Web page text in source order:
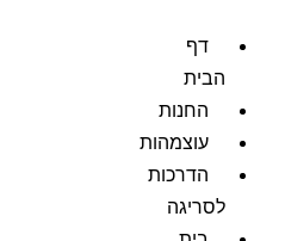
דף
הבית
החנות
עוצמהות
הדרכות
לסריגה